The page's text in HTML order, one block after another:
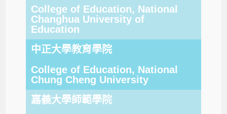
College of Education, National
Changhua University of
Education
中正大學教育學院
College of Education, National
Chung Cheng University
嘉義大學師範學院